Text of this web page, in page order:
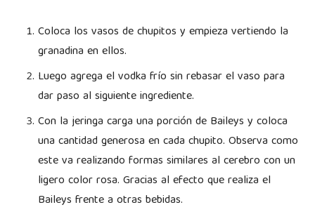
Coloca los vasos de chupitos y empieza vertiendo la
granadina en ellos.
Luego agrega el vodka frío sin rebasar el vaso para
dar paso al siguiente ingrediente.
Con la jeringa carga una porción de Baileys y coloca
una cantidad generosa en cada chupito. Observa como
este va realizando formas similares al cerebro con un
ligero color rosa. Gracias al efecto que realiza el
Baileys frente a otras bebidas.